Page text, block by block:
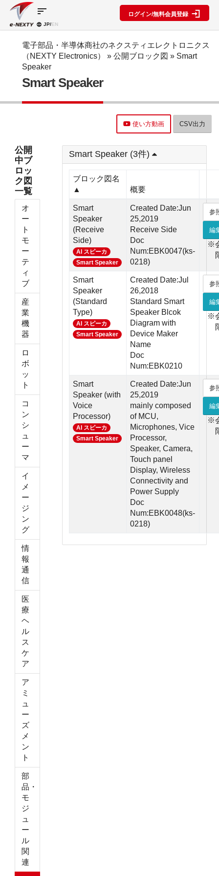
テゴリ
IC
リート
機能部品
電源部品
その他部
品
能
レベルダ
ム作成
類似品検
カー一覧
ク図
要
ック図
Myブロ
定
SPECIAL
CONTENT
セミナ
ー・イベ
ント
information
e-
NEXTY
概要
(PDF)
e-
NEXTY使
い方動画
編
ブロック
図編
sort
JP/EN
ログイン/無料会員登録
電子部品・半導体商社のネクスティエレクトロニクス
（NEXTY Electronics）
» 公開ブロック図 » Smart
Speaker
Smart Speaker
使い方動画 CSV出力
公開
中ブ
ロッ
ク図
一覧
オ
ー
ト
モ
ー
テ
ィ
ブ
産
業
機
器
ロ
ボ
ッ
ト
コ
ン
シ
ュ
ー
マ
イ
メ
ー
ジ
ン
グ
情
報
通
信
医
療
ヘ
ル
ス
ケ
ア
ア
ミ
ュ
ー
ズ
メ
ン
ト
部
品・
モ
ジ
ュ
ー
ル
関
連
Smart Speaker (3件)
ブロック図名
▲
概要
Smart
Speaker
(Receive
Side)
AI スピーカ
Smart Speaker
Created Date:Jun
25,2019
Receive Side
Doc
Num:EBK0047(ks-
0218)
参
編
※
Smart
Speaker
(Standard
Type)
AI スピーカ
Smart Speaker
Created Date:Jul
26,2018
Standard Smart
Speaker Blcok
Diagram with
Device Maker
Name
Doc
Num:EBK0210
参
編
※
Smart
Speaker (with
Voice
Processor)
AI スピーカ
Smart Speaker
Created Date:Jun
25,2019
mainly composed
of MCU,
Microphones, Vice
Processor,
Speaker, Camera,
Touch panel
Display, Wireless
Connectivity and
Power Supply
Doc
Num:EBK0048(ks-
0218)
参
編
※